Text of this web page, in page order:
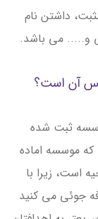
داشتن نام
و..... می باشد.
ثبت شده
که موسسه اماده
است، زیرا با
جوئی می کنید